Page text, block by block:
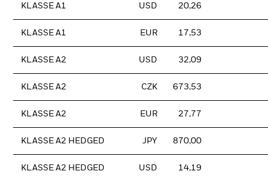
KLASSE A1 USD 20,26
KLASSE A1 EUR 17,53
KLASSE A2 USD 32,09
KLASSE A2 CZK 673,53
KLASSE A2 EUR 27,77
KLASSE A2 HEDGED JPY 870,00
KLASSE A2 HEDGED USD 14,19